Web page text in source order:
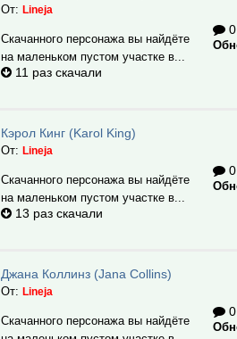
От: Lineja
Скачанного персонажа вы найдёте
на маленьком пустом участке в...
11 раз скачали
Кэрол Кинг (Karol King)
От: Lineja
Скачанного персонажа вы найдёте
на маленьком пустом участке в...
13 раз скачали
Джана Коллинз (Jana Collins)
От: Lineja
Скачанного персонажа вы найдёте